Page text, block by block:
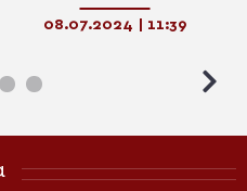
08.07.2024 | 11:39